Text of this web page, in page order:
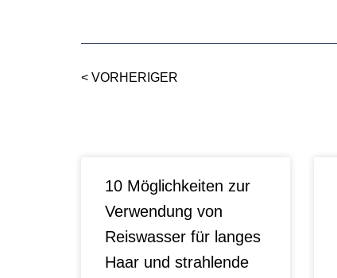
< VORHERIGER
10 Möglichkeiten zur
Verwendung von
Reiswasser für langes
Haar und strahlende